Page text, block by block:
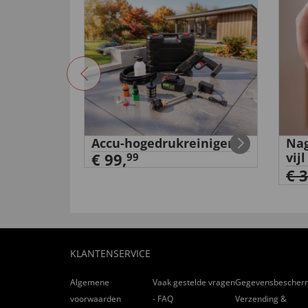
Accu-hogedrukreiniger
€ 99,99
vijl
€
KLANTENSERVICE
Algemene
voorwaarden
Vaak gestelde vragen
- FAQ
Verzending &